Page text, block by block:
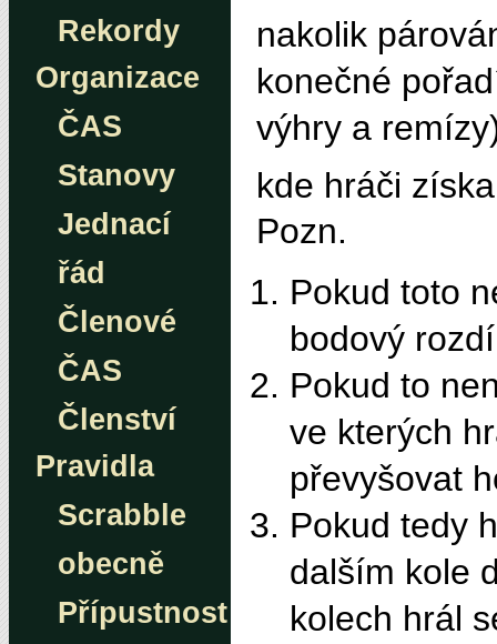
Rekordy
Organizace
ČAS
Stanovy
Jednací
řád
Členové
ČAS
Členství
Pravidla
Scrabble
obecně
Přípustnost
nakolik
konečné
výhry a
kde hráči
Pozn.
Pokud toto
bodový
Pokud to
ve kterých
převyšovat
Pokud tedy
dalším kole
kolech hrál